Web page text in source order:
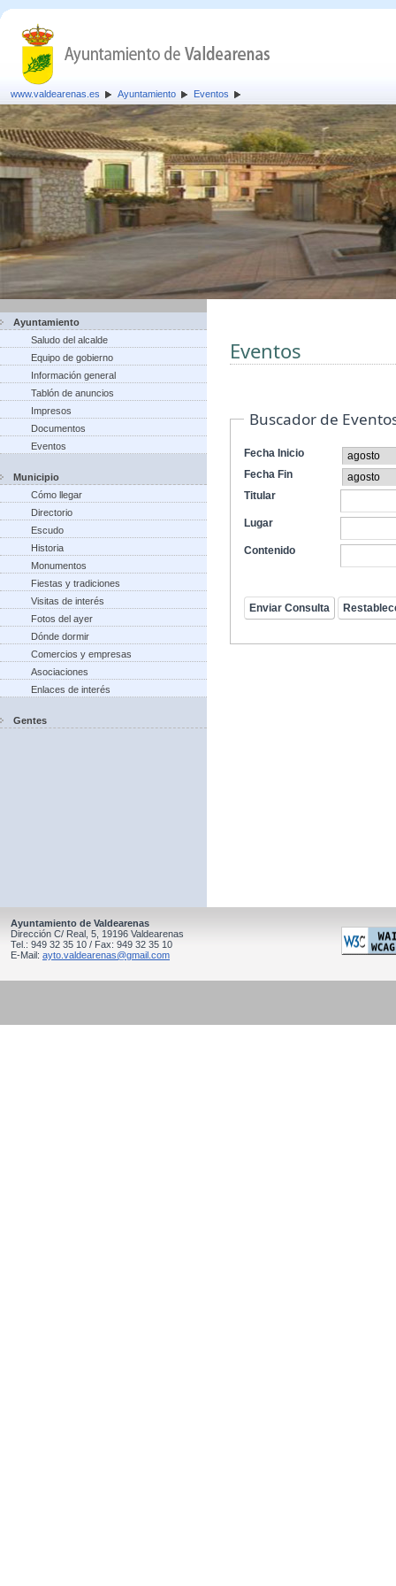
www.valdearenas.es Ayuntamiento Eventos
Ayuntamiento
Saludo del alcalde
Equipo de gobierno
Información general
Tablón de anuncios
Impresos
Documentos
Eventos
Municipio
Cómo llegar
Directorio
Escudo
Historia
Monumentos
Fiestas y tradiciones
Visitas de interés
Fotos del ayer
Dónde dormir
Comercios y empresas
Asociaciones
Enlaces de interés
Gentes
Eventos
Buscador de
Fecha Inicio
Fecha Fin
Titular
Lugar
Contenido
Ayuntamiento de Valdearenas
Dirección C/ Real, 5, 19196 Valdearenas
Tel.: 949 32 35 10 / Fax: 949 32 35 10
E-Mail: ayto.valdearenas@gmail.com